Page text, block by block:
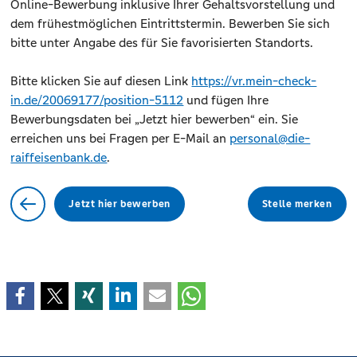
Online-Bewerbung inklusive Ihrer Gehaltsvorstellung und
dem frühestmöglichen Eintrittstermin. Bewerben Sie sich
bitte unter Angabe des für Sie favorisierten Standorts.
Bitte klicken Sie auf diesen Link https://vr.mein-check-
in.de/20069177/position-5112 und fügen Ihre
Bewerbungsdaten bei „Jetzt hier bewerben“ ein. Sie
erreichen uns bei Fragen per E-Mail an personal@die-
raiffeisenbank.de.
Jetzt hier bewerben Stelle merken